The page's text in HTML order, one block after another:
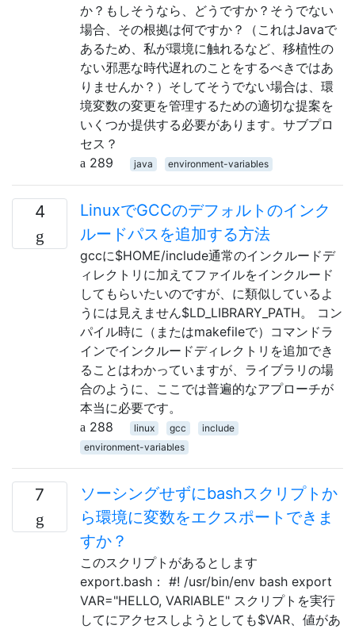
か？もしそうなら、どうですか？そうでない
場合、その根拠は何ですか？（これはJavaで
あるため、私が環境に触れるなど、移植性の
ない邪悪な時代遅れのことをするべきではあ
りませんか？）そしてそうでない場合は、環
境変数の変更を管理するための適切な提案を
いくつか提供する必要があります。サブプロ
セス？
289
java environment-variables
4
LinuxでGCCのデフォルトのインク
ルードパスを追加する方法
gccに$HOME/include通常のインクルードデ
ィレクトリに加えてファイルをインクルード
してもらいたいのですが、に類似しているよ
うには見えません$LD_LIBRARY_PATH。 コン
パイル時に（またはmakefileで）コマンドラ
インでインクルードディレクトリを追加でき
ることはわかっていますが、ライブラリの場
合のように、ここでは普遍的なアプローチが
本当に必要です。
288
linux gcc
include
environment-variables
7
ソーシングせずにbashスクリプトか
ら環境に変数をエクスポートできま
すか？
このスクリプトがあるとします
export.bash： #! /usr/bin/env bash export
VAR="HELLO, VARIABLE" スクリプトを実行
してにアクセスしようとしても$VAR、値があ